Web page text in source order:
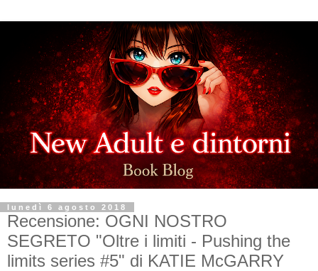
lunedì 6 agosto 2018
Recensione: OGNI NOSTRO
SEGRETO "Oltre i limiti - Pushing the
limits series #5" di KATIE McGARRY